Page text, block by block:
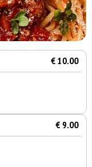
€ 10.00
€ 9.00